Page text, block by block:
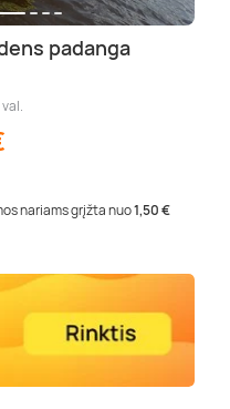
padanga
nariams grįžta nuo1,50 €